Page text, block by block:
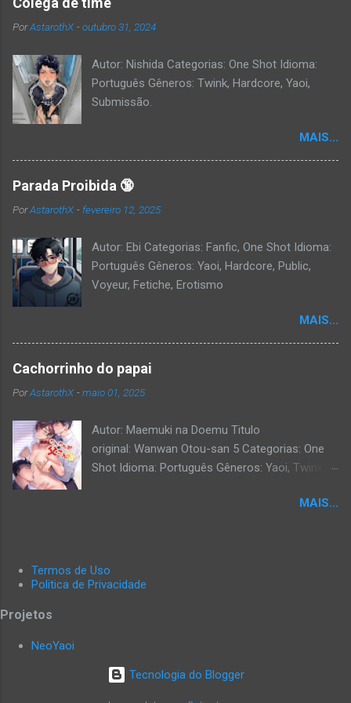
PorAstarothX -outubro 31, 2024
Autor: Nishida Categorias: One Shot Idioma:
Português Gêneros: Twink, Hardcore, Yaoi,
Submissão.
MAIS...
Parada Proibida 🔞
PorAstarothX - fevereiro 12, 2025
Autor: Ebi Categorias: Fanfic, One Shot Idioma:
Português Gêneros: Yaoi, Hardcore, Public,
Voyeur, Fetiche, Erotismo
MAIS...
Cachorrinho do papai
PorAstarothX -maio 01, 2025
Autor: Maemuki na Doemu Titulo
original: Wanwan Otou-san 5 Categorias: One
Shot Idioma: Português Gêneros: Yaoi, Twink,
MAIS...
Termos de Uso
Politica de Privacidade
Projetos
NeoYaoi
Tecnologia do Blogger